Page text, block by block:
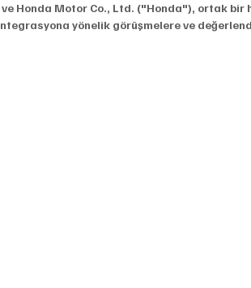
Lojistik Motosiklet
Honda Motor Co., Ltd. ("Honda"), ortak bir
yönelik görüşmelere ve